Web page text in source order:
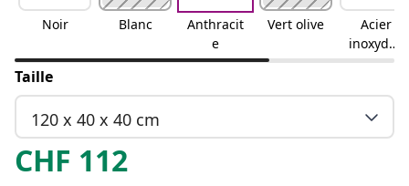
Noir Blanc
Anthracit
e
Vert olive
Acier
inoxydab
le
Taille
120 x 40 x 40 cm
CHF 112